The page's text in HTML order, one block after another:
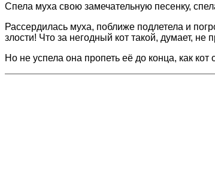
Спела муха свою замечательную песенку,
Рассердилась муха, поближе подлетела и
злости! Что за негодный кот такой, думает,
Но не успела она пропеть её до конца, как